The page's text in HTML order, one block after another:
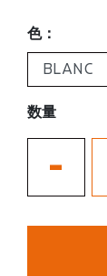
色：
数量
-